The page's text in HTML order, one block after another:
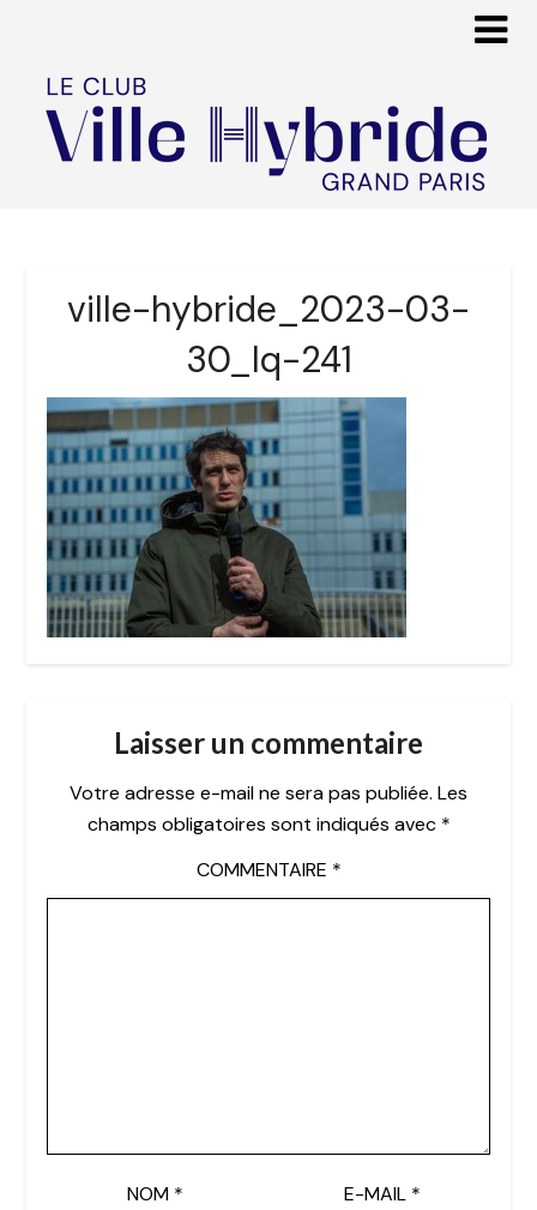
ville-hybride_2023-03-
30_lq-241
Laisser un commentaire
Votre adresse e-mail ne sera pas publiée. Les
champs obligatoires sont indiqués avec *
COMMENTAIRE *
NOM * E-MAIL *